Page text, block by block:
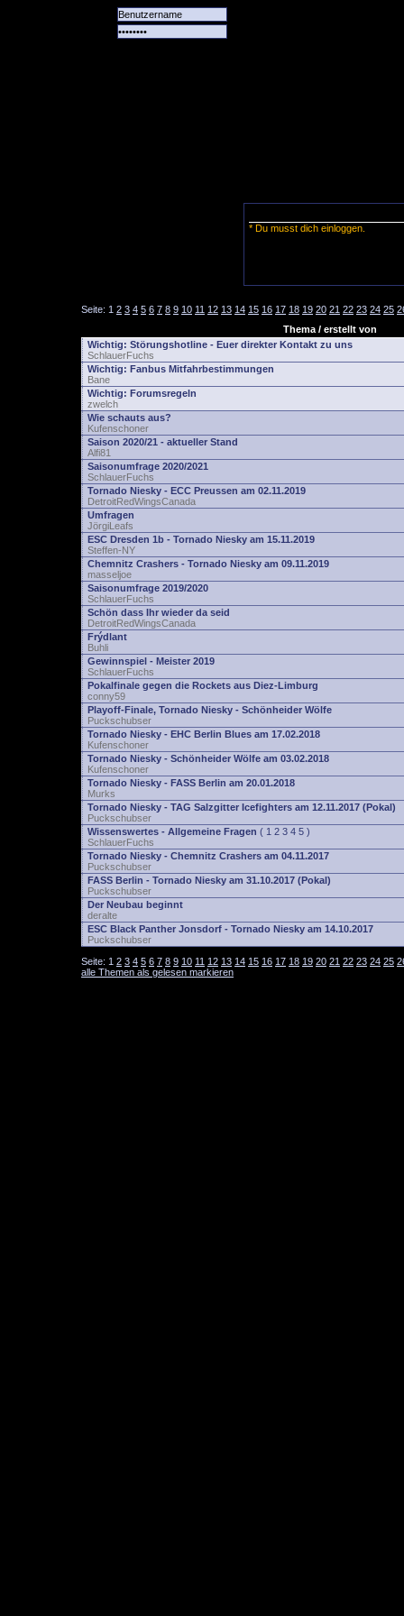
* Du musst dich einloggen.
Seite: 1 2 3 4 5 6 7 8 9 10 11 12 13 14 15 16 17 18 19 20 21 22 23 24 25
Thema / erstellt von
Wichtig: Störungshotline - Euer direkter Kontakt zu uns
SchlauerFuchs
Wichtig: Fanbus Mitfahrbestimmungen
Bane
Wichtig: Forumsregeln
zwelch
Wie schauts aus?
Kufenschoner
Saison 2020/21 - aktueller Stand
Alfi81
Saisonumfrage 2020/2021
SchlauerFuchs
Tornado Niesky - ECC Preussen am 02.11.2019
DetroitRedWingsCanada
Umfragen
JörgiLeafs
ESC Dresden 1b - Tornado Niesky am 15.11.2019
Steffen-NY
Chemnitz Crashers - Tornado Niesky am 09.11.2019
masseljoe
Saisonumfrage 2019/2020
SchlauerFuchs
Schön dass Ihr wieder da seid
DetroitRedWingsCanada
Frýdlant
Buhli
Gewinnspiel - Meister 2019
SchlauerFuchs
Pokalfinale gegen die Rockets aus Diez-Limburg
conny59
Playoff-Finale, Tornado Niesky - Schönheider Wölfe
Puckschubser
Tornado Niesky - EHC Berlin Blues am 17.02.2018
Kufenschoner
Tornado Niesky - Schönheider Wölfe am 03.02.2018
Kufenschoner
Tornado Niesky - FASS Berlin am 20.01.2018
Murks
Tornado Niesky - TAG Salzgitter Icefighters am 12.11.2017 (Pokal)
Puckschubser
Wissenswertes - Allgemeine Fragen ( 1 2 3 4 5 )
SchlauerFuchs
Tornado Niesky - Chemnitz Crashers am 04.11.2017
Puckschubser
FASS Berlin - Tornado Niesky am 31.10.2017 (Pokal)
Puckschubser
Der Neubau beginnt
deralte
ESC Black Panther Jonsdorf - Tornado Niesky am 14.10.2017
Puckschubser
Seite: 1 2 3 4 5 6 7 8 9 10 11 12 13 14 15 16 17 18 19 20 21 22 23 24 25
alle Themen als gelesen markieren